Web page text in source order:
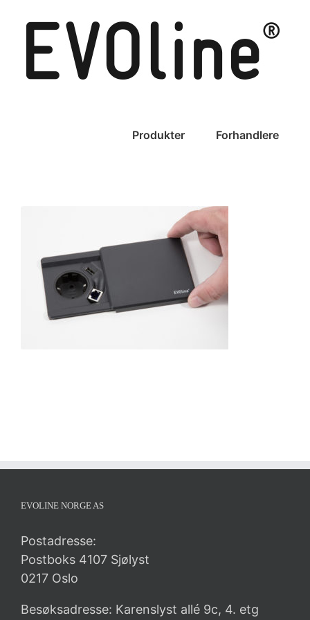
content
Produkter Forhandlere
EVOLINE NORGE AS
Postadresse:
Postboks 4107 Sjølyst
0217 Oslo
Besøksadresse: Karenslyst allé 9c, 4. etg